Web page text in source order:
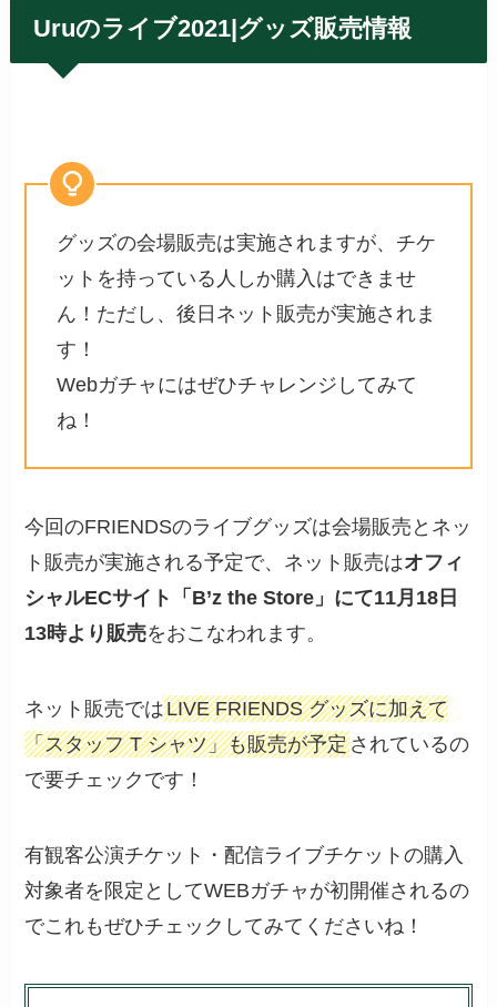
Uruのライブ2021|グッズ販売情報
グッズの会場販売は実施されますが、チケ
ットを持っている人しか購入はできませ
ん！ただし、後日ネット販売が実施されま
す！
Webガチャにはぜひチャレンジしてみて
ね！
今回のFRIENDSのライブグッズは会場販売とネッ
ト販売が実施される予定で、ネット販売はオフィ
シャルECサイト「B’z the Store」にて11月18日
13時より販売をおこなわれます。
ネット販売ではLIVE FRIENDS グッズに加えて
「スタッフ T シャツ」も販売が予定されているの
で要チェックです！
有観客公演チケット・配信ライブチケットの購入
対象者を限定としてWEBガチャが初開催されるの
でこれもぜひチェックしてみてくださいね！